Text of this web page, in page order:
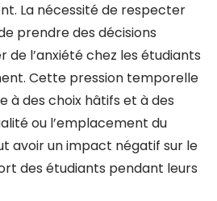
La nécessité de respecter
prendre des décisions
de l’anxiété chez les étudiants
Cette pression temporelle
à des choix hâtifs et à des
ou l’emplacement du
avoir un impact négatif sur le
des étudiants pendant leurs